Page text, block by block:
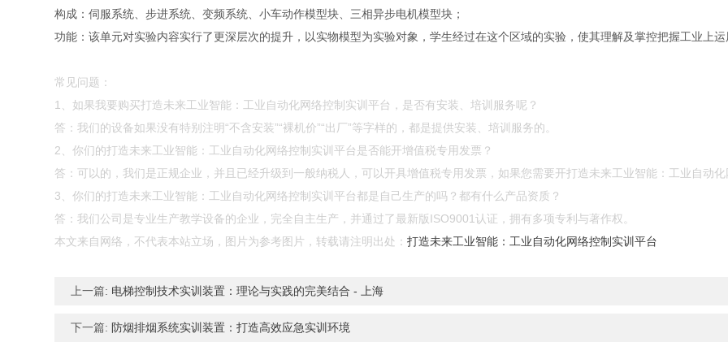
构成：伺服系统、步进系统、变频系统、小车动作模型块、三相异步电机模型块；
功能：该单元对实验内容实行了更深层次的提升，以实物模型为实验对象，学生经过在这个区域的实验，使其理解及掌控把握工业上
常见问题：
1、如果我要购买打造未来工业智能：工业自动化网络控制实训平台，是否有安装、培训服务呢？
答：我们的设备如果没有特别注明“不含安装”“裸机价”“出厂”等字样的，都是提供安装、培训服务的。
2、你们的打造未来工业智能：工业自动化网络控制实训平台是否能开增值税专用发票？
答：可以的，我们是正规企业，并且已经升级到一般纳税人，可以开具增值税专用发票，如果您需要开打造未来工业智能：工业自动
3、你们的打造未来工业智能：工业自动化网络控制实训平台都是自己生产的吗？都有什么产品资质？
答：我们公司是专业生产教学设备的企业，完全自主生产，并通过了最新版ISO9001认证，拥有多项专利与著作权。
本文来自网络，不代表本站立场，图片为参考图片，转载请注明出处：打造未来工业智能：工业自动化网络控制实训平台
上一篇: 电梯控制技术实训装置：理论与实践的完美结合 - 上海
下一篇: 防烟排烟系统实训装置：打造高效应急实训环境